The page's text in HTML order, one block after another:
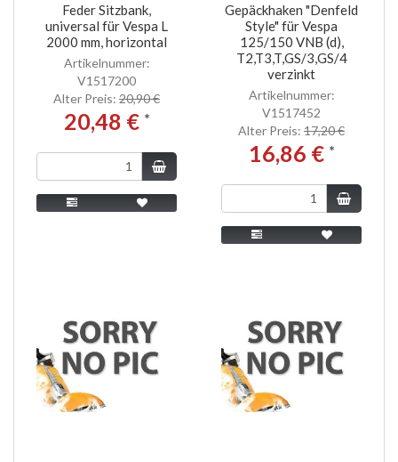
Feder Sitzbank,
universal für Vespa L
2000 mm, horizontal
Artikelnummer:
V1517200
Alter Preis: 20,90 €
20,48 € *
Gepäckhaken "Denfeld
Style" für Vespa
125/150 VNB (d),
T2,T3,T,GS/3,GS/4
verzinkt
Artikelnummer:
V1517452
Alter Preis: 17,20 €
16,86 € *